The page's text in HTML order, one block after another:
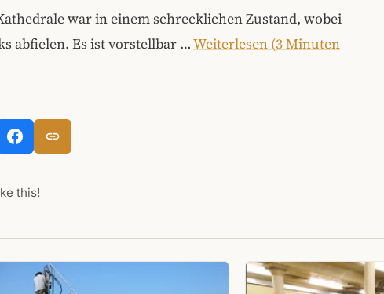
war in einem schrecklichen Zustand, wobei
abfielen. Es ist vorstellbar …Weiterlesen (3 Minuten
this!